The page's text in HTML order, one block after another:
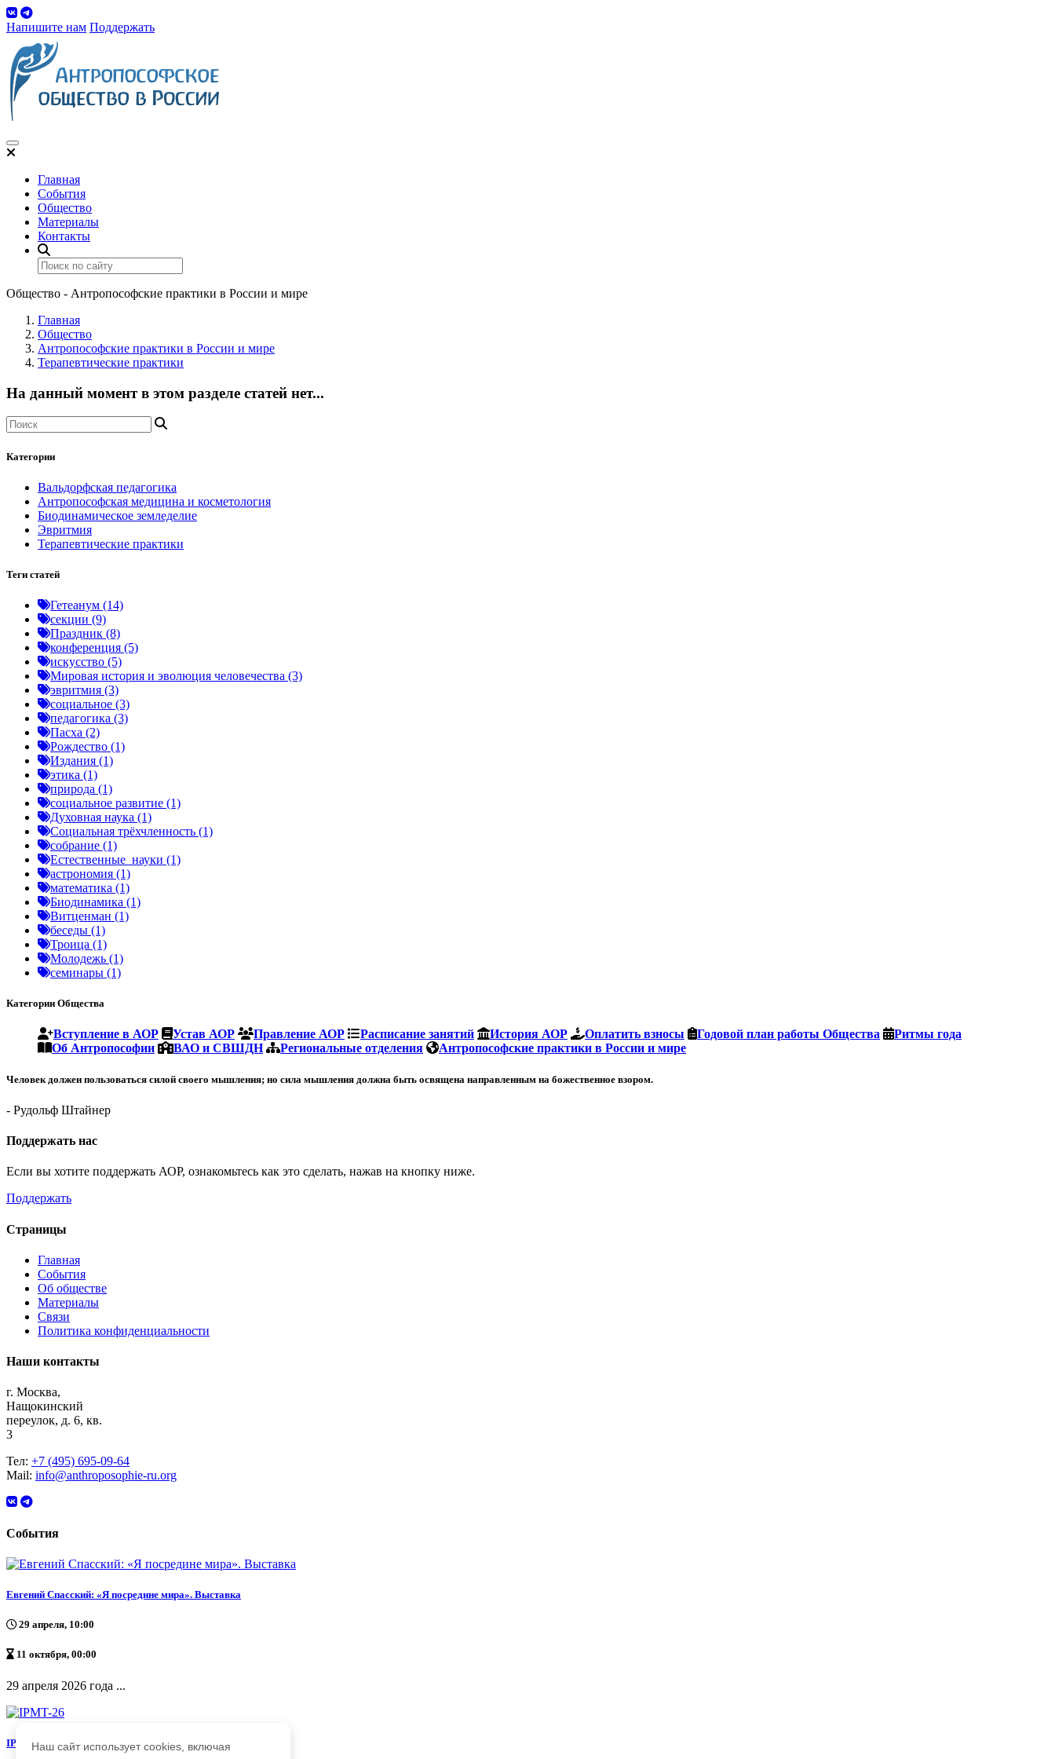
Напишите нам Поддержать
Toggle navigation
Главная
События
Общество
Материалы
Контакты
Общество - Антропософские практики в России и мире
Главная
Общество
Антропософские практики в России и мире
Терапевтические практики
На данный момент в этом разделе статей нет...
Категории
Вальдорфская педагогика
Антропософская медицина и косметология
Биодинамическое земледелие
Эвритмия
Терапевтические практики
Теги статей
Гетеанум (14)
секции (9)
Праздник (8)
конференция (5)
искусство (5)
Мировая история и эволюция человечества (3)
эвритмия (3)
социальное (3)
педагогика (3)
Пасха (2)
Рождество (1)
Издания (1)
этика (1)
природа (1)
социальное развитие (1)
Духовная наука (1)
Социальная трёхчленность (1)
собрание (1)
Естественные_науки (1)
астрономия (1)
математика (1)
Биодинамика (1)
Витценман (1)
беседы (1)
Троица (1)
Молодежь (1)
семинары (1)
Категории Общества
Вступление в АОР Устав АОР Правление АОР Расписание занятий История АОР Оплатить взносы Годовой план работы Общества
Ритмы года
Об Антропософии
ВАО и СВШДН Региональные отделения Антропософские практики в России и мире
Человек должен пользоваться силой своего мышления; но сила мышления должна быть освящена направленным на божественное взором.
- Рудольф Штайнер
Поддержать нас
Если вы хотите поддержать АОР, ознакомьтесь как это сделать, нажав на кнопку ниже.
Поддержать
Страницы
Главная
События
Об обществе
Материалы
Связи
Политика конфиденциальности
Наши контакты
г. Москва,
Нащокинский
переулок, д. 6, кв.
3
Тел: +7 (495) 695-09-64
Mail: info@anthroposophie-ru.org
События
Евгений Спасский: «Я посредине мира». Выставка
29 апреля, 10:00
11 октября, 00:00
29 апреля 2026 года ...
IPMT-26Наш сайт использует cookies, включая